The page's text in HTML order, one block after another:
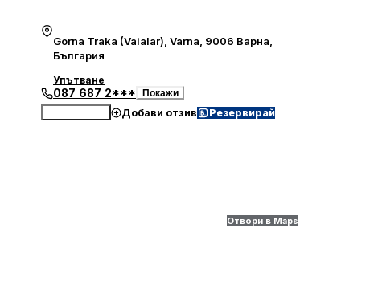
Gorna Traka (Vaialar), Varna, 9006 Варна,
България
Упътване
087 687 2*** Покажи
Добави отзив Резервирай
Отвори в Maps